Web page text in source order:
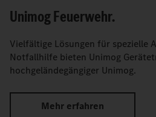
Unimog Feuerwehr.
Vielfältige Lösungen für spezielle
Notfallhilfe bieten Unimog
hochgeländegängiger Unimog.
Mehr erfahren